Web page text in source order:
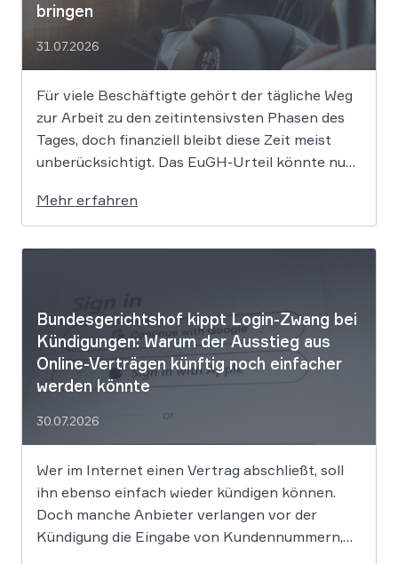
bringen
31.07.2026
Für viele Beschäftigte gehört der tägliche Weg
zur Arbeit zu den zeitintensivsten Phasen des
Tages, doch finanziell bleibt diese Zeit meist
unberücksichtigt. Das EuGH-Urteil könnte nun
vielen Arbeitnehmern den Weg zu einer
Vergütung der Wegezeit ebnen. Wer künftig
unterwegs ist, könnte für […]
Mehr erfahren
Bundesgerichtshof kippt Login-Zwang bei
Kündigungen: Warum der Ausstieg aus
Online-Verträgen künftig noch einfacher
werden könnte
30.07.2026
Wer im Internet einen Vertrag abschließt, soll
ihn ebenso einfach wieder kündigen können.
Doch manche Anbieter verlangen vor der
Kündigung die Eingabe von Kundennummern,